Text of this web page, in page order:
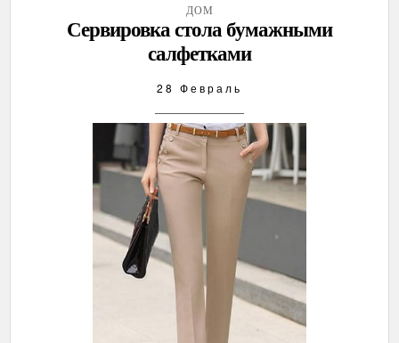
ДОМ
Сервировка стола бумажными
салфетками
28 Февраль